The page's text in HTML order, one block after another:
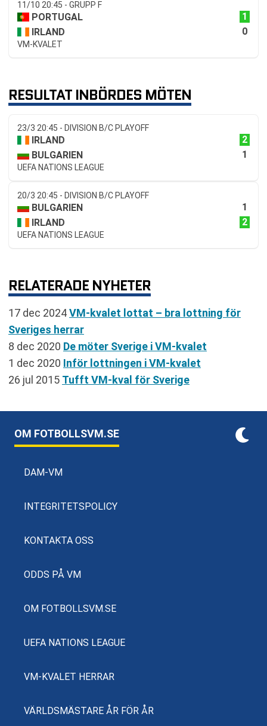
11/10 20:45 - GRUPP F
PORTUGAL
1
IRLAND
0
VM-KVALET
RESULTAT INBÖRDES MÖTEN
23/3 20:45 - DIVISION B/C PLAYOFF
IRLAND
2
BULGARIEN
1
UEFA NATIONS LEAGUE
20/3 20:45 - DIVISION B/C PLAYOFF
BULGARIEN
1
IRLAND
2
UEFA NATIONS LEAGUE
RELATERADE NYHETER
17 dec 2024VM-kvalet lottat – bra lottning för
Sveriges herrar
8 dec 2020 De möter Sverige i VM-kvalet
1 dec 2020 Inför lottningen i VM-kvalet
26 jul 2015 Tufft VM-kval för Sverige
OM FOTBOLLSVM.SE
DAM-VM
INTEGRITETSPOLICY
KONTAKTA OSS
ODDS PÅ VM
OM FOTBOLLSVM.SE
UEFA NATIONS LEAGUE
VM-KVALET HERRAR
VÄRLDSMÄSTARE ÅR FÖR ÅR